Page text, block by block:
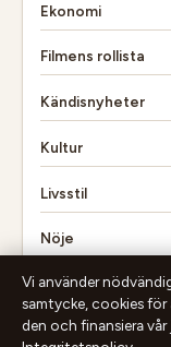
Ekonomi
Filmens rollista
Kändisnyheter
Kultur
Livsstil
Nöje
Nyheter
Resor
Vi använder
samtycke, cookies
den och finansiera